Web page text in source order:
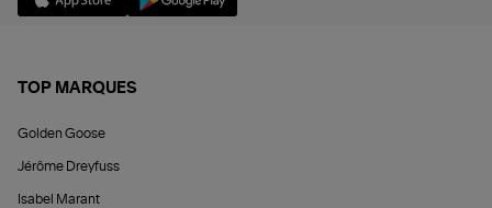
TOP MARQUES
Golden Goose
Jérôme Dreyfuss
Isabel Marant